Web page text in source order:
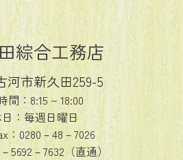
綜合工務店
河市新久田259-5
間：8:15 ~ 18:00
：毎週日曜日
：0280－48－7026
5692－7632（直通）